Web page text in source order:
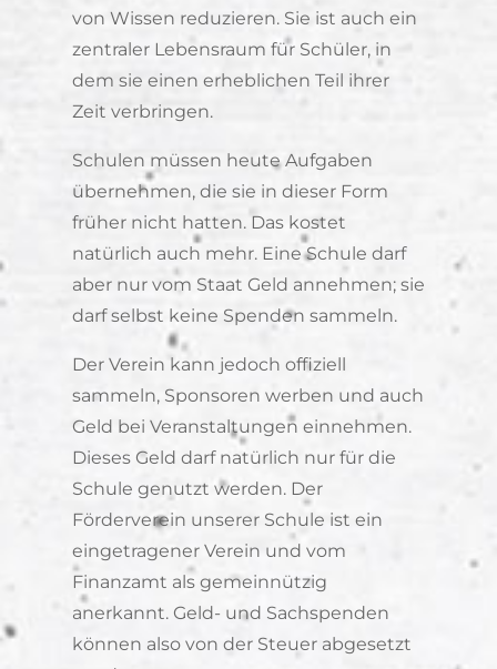
von Wissen reduzieren. Sie ist auch ein
zentraler Lebensraum für Schüler, in
dem sie einen erheblichen Teil ihrer
Zeit verbringen.
Schulen müssen heute Aufgaben
übernehmen, die sie in dieser Form
früher nicht hatten. Das kostet
natürlich auch mehr. Eine Schule darf
aber nur vom Staat Geld annehmen; sie
darf selbst keine Spenden sammeln.
Der Verein kann jedoch offiziell
sammeln, Sponsoren werben und auch
Geld bei Veranstaltungen einnehmen.
Dieses Geld darf natürlich nur für die
Schule genutzt werden. Der
Förderverein unserer Schule ist ein
eingetragener Verein und vom
Finanzamt als gemeinnützig
anerkannt. Geld- und Sachspenden
können also von der Steuer abgesetzt